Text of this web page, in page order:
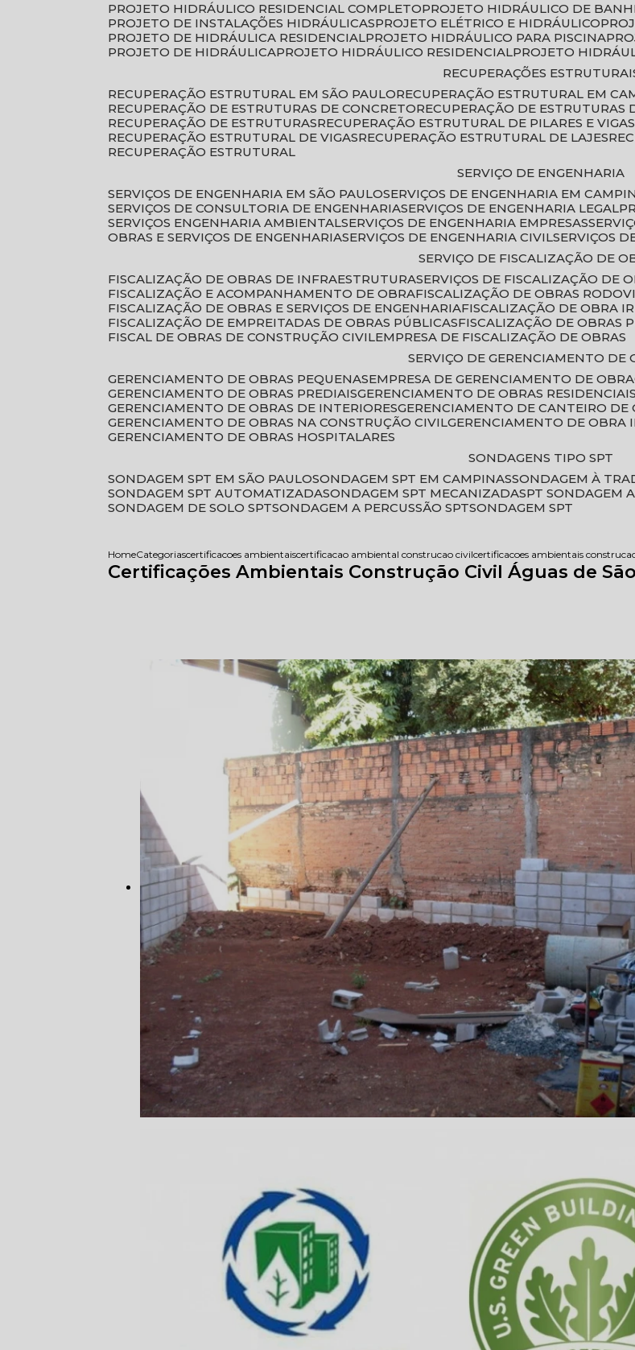
PROJETO HIDRÁULICO RESIDENCIAL COMPLETO
PROJETO HIDRÁULICO DE
PROJETO DE INSTALAÇÕES HIDRÁULICAS
PROJETO ELÉTRICO E HIDRÁULICO
PROJETO DE HIDRÁULICA RESIDENCIAL
PROJETO HIDRÁULICO PARA PISCINA
PROJETO DE HIDRÁULICA
PROJETO HIDRÁULICO RESIDENCIAL
PROJETO
RECUPERAÇÕES
RECUPERAÇÃO ESTRUTURAL EM SÃO PAULO
RECUPERAÇÃO ESTRUTURAL EM
RECUPERAÇÃO DE ESTRUTURAS DE CONCRETO
RECUPERAÇÃO DE
RECUPERAÇÃO DE ESTRUTURAS
RECUPERAÇÃO ESTRUTURAL DE PILARES E VIGAS
RECUPERAÇÃO ESTRUTURAL DE VIGAS
RECUPERAÇÃO ESTRUTURAL DE LAJES
RECUPERAÇÃO ESTRUTURAL
SERVIÇO DE ENGENHARIA
SERVIÇOS DE ENGENHARIA EM SÃO PAULO SERVIÇOS DE ENGENHARIA EM
SERVIÇOS DE CONSULTORIA DE ENGENHARIA SERVIÇOS DE ENGENHARIA LEGAL
SERVIÇOS ENGENHARIA AMBIENTAL SERVIÇOS DE ENGENHARIA EMPRESAS
OBRAS E SERVIÇOS DE ENGENHARIA SERVIÇOS DE ENGENHARIA CIVIL SERVIÇOS
SERVIÇO DE FISCALIZAÇÃO DE
FISCALIZAÇÃO DE OBRAS DE INFRAESTRUTURA SERVIÇOS DE FISCALIZAÇÃO DE
FISCALIZAÇÃO E ACOMPANHAMENTO DE OBRA FISCALIZAÇÃO DE OBRAS
FISCALIZAÇÃO DE OBRAS E SERVIÇOS DE ENGENHARIA FISCALIZAÇÃO DE OBRA
FISCALIZAÇÃO DE EMPREITADAS DE OBRAS PÚBLICAS
FISCALIZAÇÃO DE OBRAS
FISCAL DE OBRAS DE CONSTRUÇÃO CIVIL EMPRESA DE FISCALIZAÇÃO DE OBRAS
SERVIÇO DE GERENCIAMENTO DE
GERENCIAMENTO DE OBRAS PEQUENAS
EMPRESA DE GERENCIAMENTO DE OBRA
GERENCIAMENTO DE OBRAS PREDIAIS
GERENCIAMENTO DE OBRAS
GERENCIAMENTO DE OBRAS DE INTERIORES
GERENCIAMENTO DE CANTEIRO DE
GERENCIAMENTO DE OBRAS NA CONSTRUÇÃO CIVIL
GERENCIAMENTO DE OBRA
GERENCIAMENTO DE OBRAS HOSPITALARES
SONDAGENS TIPO SPT
SONDAGEM SPT EM SÃO PAULO SONDAGEM SPT EM CAMPINAS SONDAGEM À
SONDAGEM SPT AUTOMATIZADA SONDAGEM SPT MECANIZADA SPT SONDAGEM
SONDAGEM DE SOLO SPT SONDAGEM A PERCUSSÃO SPT SONDAGEM SPT
HomeCategoriascertificacoes ambientaiscertificacao ambiental construcao civilcertificacoes ambientais
Certificações Ambientais Construção Civil Águas de